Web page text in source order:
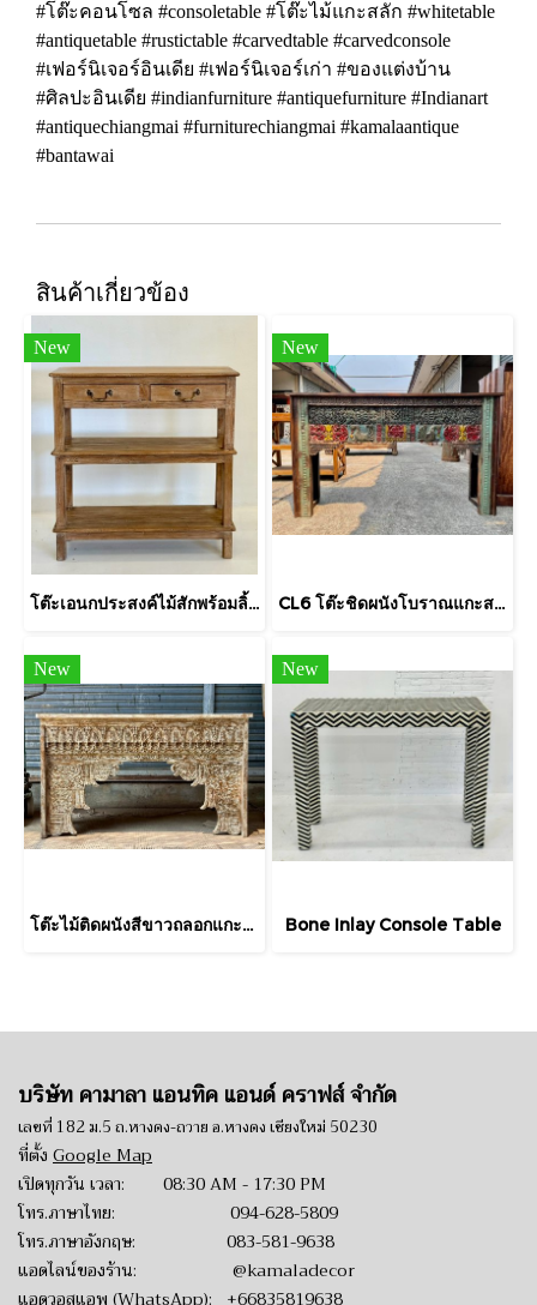
#โต๊ะคอนโซล #consoletable #โต๊ะไม้แกะสลัก #whitetable
#antiquetable #rustictable #carvedtable #carvedconsole
#เฟอร์นิเจอร์อินเดีย #เฟอร์นิเจอร์เก่า #ของแต่งบ้าน
#ศิลปะอินเดีย #indianfurniture #antiquefurniture #Indianart
#antiquechiangmai #furniturechiangmai #kamalaantique
#bantawai
สินค้าเกี่ยวข้อง
New
โต๊ะเอนกประสงค์ไม้สักพร้อมลิ้นชักชั้นวางสองชั้น
New
CL6 โต๊ะชิดผนังโบราณแกะสลักลายสีเก่าดั้งเดิม
New
โต๊ะไม้ติดผนังสีขาวถลอกแกะสลักลายแต่งลูกกลอน
New
Bone Inlay Console Table
บริษัท คามาลา แอนทิค แอนด์ คราฟส์ จำกัด
เลขที่ 182 ม.5 ถ.หางดง-ถวาย อ.หางดง เชียงใหม่ 50230
ที่ตั้ง Google Map
เปิดทุกวัน เวลา: 08:30 AM - 17:30 PM
โทร.ภาษาไทย: 094-628-5809
โทร.ภาษาอังกฤษ: 083-581-9638
แอดไลน์ของร้าน: @kamaladecor
แอดวอสแอพ (WhatsApp): +66835819638